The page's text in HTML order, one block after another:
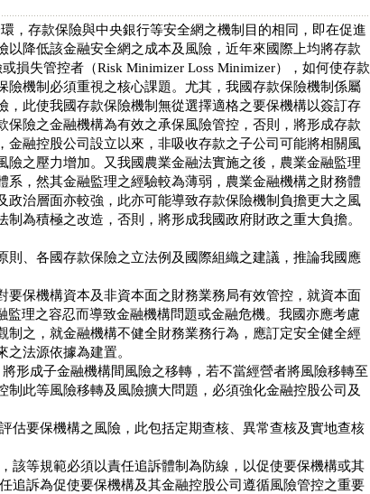
，存款保險與中央銀行等安全網之機制目的相同，即在促進
降低該金融安全網之成本及風險，近年來國際上均將存款
損失管控者（Risk Minimizer Loss Minimizer），如何使存款
機制必須重視之核心課題。尤其，我國存款保險機制係屬
此使我國存款保險機制無從選擇適格之要保機構以簽訂存
險之金融機構為有效之承保風險管控，否則，將形成存款
融控股公司設立以來，非吸收存款之子公司可能將相關風
之壓力增加。又我國農業金融法實施之後，農業金融監理
，然其金融監理之經驗較為薄弱，農業金融機構之財務體
治層面亦較強，此亦可能導致存款保險機制負擔更大之風
為積極之改造，否則，將形成我國政府財政之重大負擔。
、各國存款保險之立法例及國際組織之建議，推論我國應
保機構資本及非資本面之財務業務局有效管控，就資本面
理之容忍而導致金融機構問題或金融危機。我國亦應考慮
之，就金融機構不健全財務業務行為，應訂定安全健全經
法源依據為建置。
形成子金融機構間風險之移轉，若不當經營者將風險移轉至
此等風險移轉及風險擴大問題，必須強化金融控股公司及
估要保機構之風險，此包括定期查核、異常查核及實地查核
該等規範必須以責任追訴體制為防線，以促使要保機構或其
追訴為促使要保機構及其金融控股公司遵循風險管控之重要